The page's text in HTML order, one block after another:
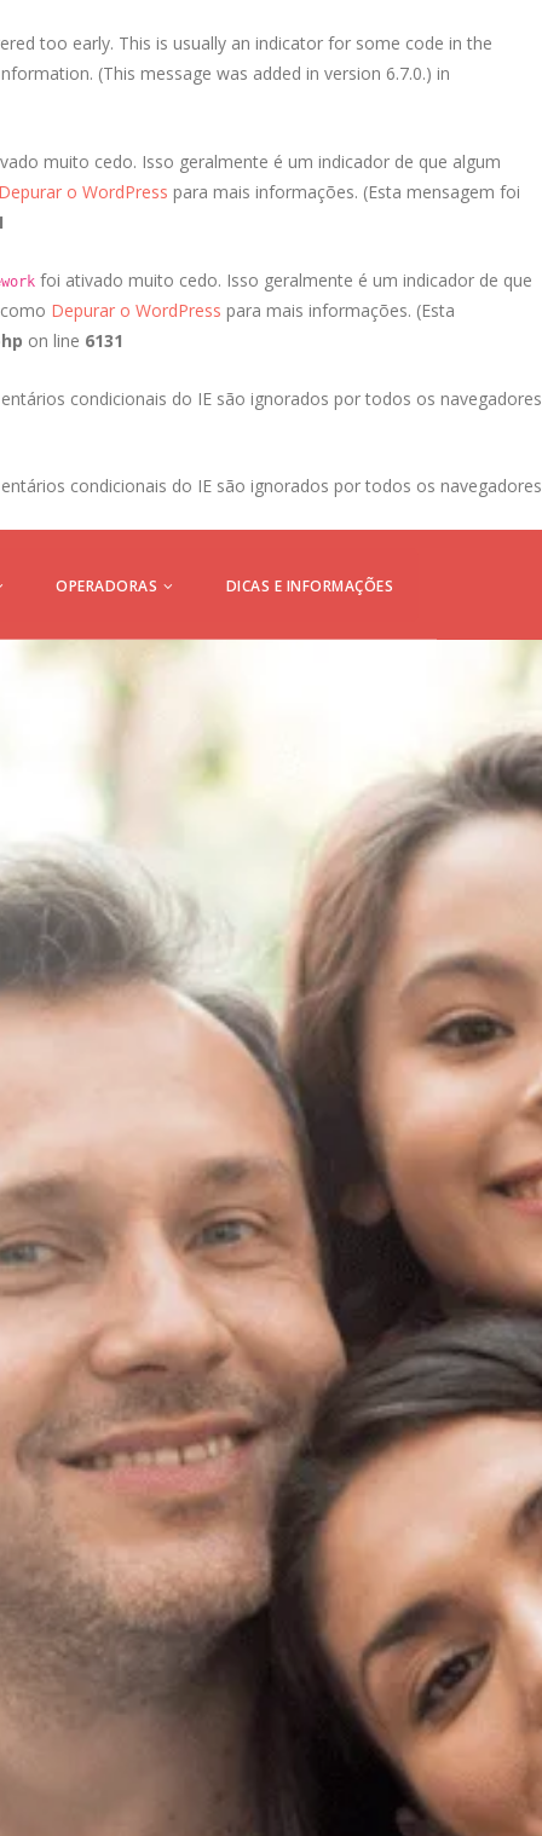
too early. This is usually an indicator for some code in the
(This message was added in version 6.7.0.) in
muito cedo. Isso geralmente é um indicador de que algum
o WordPress para mais informações. (Esta mensagem foi
foi ativado muito cedo. Isso geralmente é um indicador de que
Depurar o WordPress para mais informações. (Esta
on line 6131
condicionais do IE são ignorados por todos os navegadores
condicionais do IE são ignorados por todos os navegadores
OPERADORAS DICAS E INFORMAÇÕES